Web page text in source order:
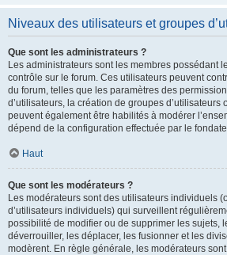
Niveaux des utilisateurs et groupes
Que sont les administrateurs ?
Les administrateurs sont les membres possédant
contrôle sur le forum. Ces utilisateurs peuvent
du forum, telles que les paramètres des
d’utilisateurs, la création de groupes d’utilisateurs
peuvent également être habilités à modérer
dépend de la configuration effectuée par le
Haut
Que sont les modérateurs ?
Les modérateurs sont des utilisateurs individuels
d’utilisateurs individuels) qui surveillent
possibilité de modifier ou de supprimer les sujets,
déverrouiller, les déplacer, les fusionner et les
modèrent. En règle générale, les modérateurs